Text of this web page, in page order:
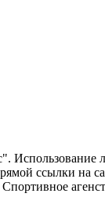
Использование
ссылки на